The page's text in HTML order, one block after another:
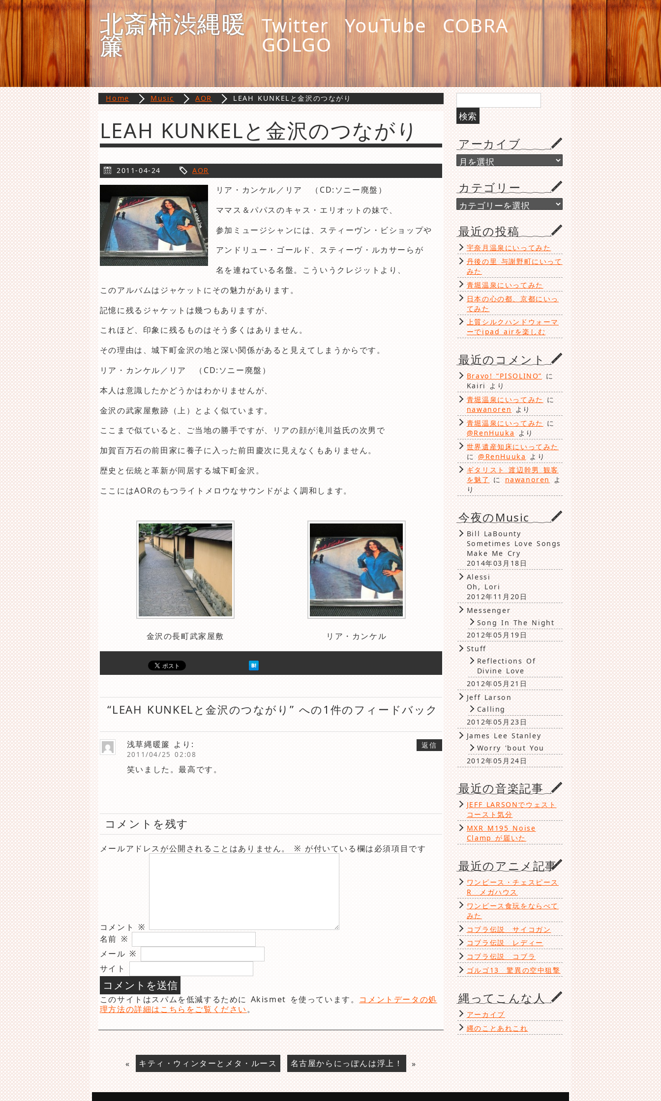
北斎柿渋縄暖
簾
Twitter YouTube COBRA
GOLGO
Home Music AOR LEAH KUNKELと金沢のつながり
LEAH KUNKELと金沢のつながり
2011-04-24 AOR
リア・カンケル／リア （CD:ソニー廃盤）
ママス＆パパスのキャス・エリオットの妹で、
参加ミュージシャンには、スティーヴン・ビショップや
アンドリュー・ゴールド、スティーヴ・ルカサーらが
名を連ねている名盤。こういうクレジットより、
このアルバムはジャケットにその魅力があります。
記憶に残るジャケットは幾つもありますが、
これほど、印象に残るものはそう多くはありません。
その理由は、城下町金沢の地と深い関係があると見えてしまうからです。
リア・カンケル／リア
（CD:ソニー廃盤）
本人は意識したかどうかはわかりませんが、
金沢の武家屋敷跡（上）とよく似ています。
ここまで似ていると、ご当地の勝手ですが、リアの顔が滝川益氏の次男で
加賀百万石の前田家に養子に入った前田慶次に見えなくもありません。
歴史と伝統と革新が同居する城下町金沢。
ここにはAORのもつライトメロウなサウンドがよく調和します。
金沢の長町武家屋敷 リア・カンケル
“LEAH KUNKELと金沢のつながり” への1件のフィードバック
浅草縄暖簾 より:
2011/04/25 02:08
笑いました。最高です。
返信
コメントを残す
メールアドレスが公開されることはありません。 ※ が付いている欄は必須項目です
コメント ※
名前 ※
メール※
サイト
このサイトはスパムを低減するために Akismet を使っています。 コメントデータの処
理方法の詳細はこちらをご覧ください。
« キティ・ウィンターとメタ・ルース 名古屋からにっぽんは浮上！ »
索:
アーカイブ
ア
ー
イ
ブ
カテゴリー
カ
テ
リ
ー
最近の投稿
宇奈月温泉にいってみた
丹後の里 与謝野町にいって
みた
青堀温泉にいってみた
日本の心の都、京都にいっ
てみた
上質シルクハンドウォーマ
ーでipad airを楽しむ
最近のコメント
Bravo! “PISOLINO” に
Kairi より
青堀温泉にいってみた に
nawanoren より
青堀温泉にいってみた に
@RenHuuka
より
世界遺産知床にいってみた
に@RenHuuka
より
ギタリスト 渡辺幹男 観客
を魅了
に nawanoren
よ
り
今夜のMusic
Bill LaBounty
Sometimes Love Songs
Make Me Cry
2014年03月18日
Alessi
Oh, Lori
2012年11月20日
Messenger
Song In The Night
2012年05月19日
Stuff
Reflections Of
Divine Love
2012年05月21日
Jeff Larson
Calling
2012年05月23日
James Lee Stanley
Worry 'bout You
2012年05月24日
最近の音楽記事
JEFF LARSONでウェスト
コースト気分
MXR M195 Noise
Clamp が届いた
最近のアニメ記事
ワンピース・チェスピース
R メガハウス
ワンピース食玩をならべて
みた
コブラ伝説 サイコガン
コブラ伝説 レディー
コブラ伝説 コブラ
ゴルゴ13 驚異の空中狙撃
縄ってこんな人
アーカイブ
縄のことあれこれ